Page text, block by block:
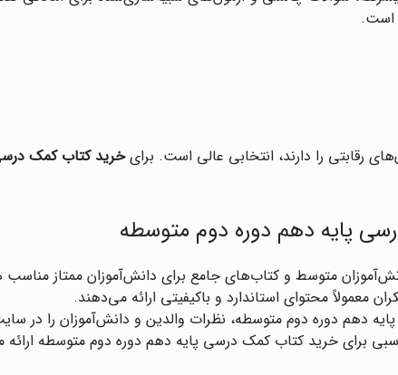
است.
رقابتی را دارند، انتخابی عالی است. برایخرید کتاب کمک
پایه دهم دوره دوم متوسطه
متوسط و کتاب‌های جامع برای دانش‌آموزان ممتاز
معمولاً محتوای استاندارد و باکیفیتی ارائه می‌دهند.
دهم دوره دوم متوسطه، نظرات والدین و دانش‌آموزان را در
برای خرید کتاب کمک درسی پایه دهم دوره دوم متوسطه